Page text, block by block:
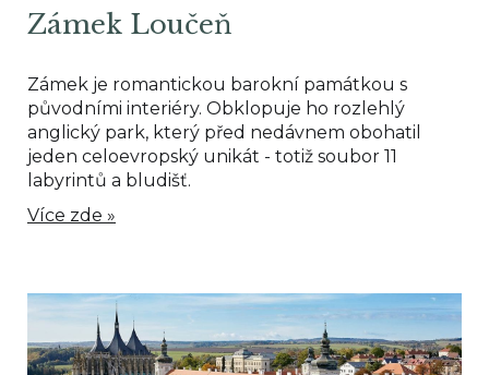
Zámek Loučeň
Zámek je romantickou barokní památkou s
původními interiéry. Obklopuje ho rozlehlý
anglický park, který před nedávnem obohatil
jeden celoevropský unikát - totiž soubor 11
labyrintů a bludišť.
Více zde »